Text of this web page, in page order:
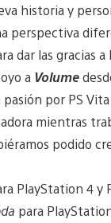
historia y
perspectiva
dar las gracias a
a Volume
por PS
mientras
podido
PlayStation 4 y
para